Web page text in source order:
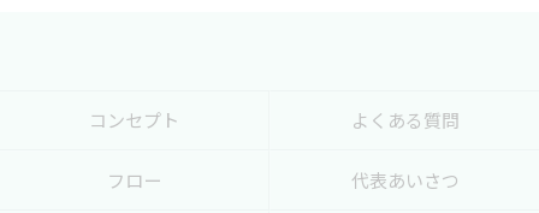
コンセプト よくある質問
フロー 代表あいさつ